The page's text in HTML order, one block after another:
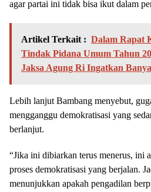
agar partai ini tidak bisa ikut dalam
Artikel Terkait : Dalam Rapat
Tindak Pidana Umum Tahun
Jaksa Agung Ri Ingatkan
Lebih lanjut Bambang menyebut,
mengganggu demokratisasi yang
berlanjut.
“Jika ini dibiarkan terus menerus, ini
proses demokratisasi yang berjalan.
menunjukkan apakah pengadilan